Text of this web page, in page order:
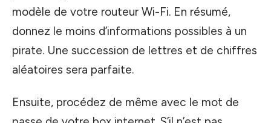
modèle de votre routeur Wi-Fi. En résumé,
donnez le moins d’informations possibles à un
pirate. Une succession de lettres et de chiffres
aléatoires sera parfaite.
Ensuite, procédez de même avec le mot de